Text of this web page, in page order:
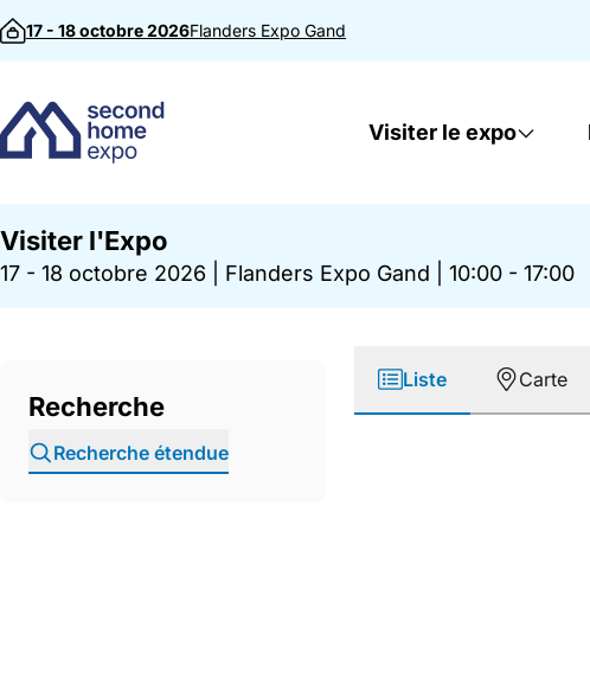
Passer au contenu
17 - 18 octobre 2026Flanders Expo Gand
Visiter le expo
Visiter l'Expo
17 - 18 octobre 2026 Flanders Expo Gand 10:00 - 17:00
Recherche
Recherche étendue
Liste Carte